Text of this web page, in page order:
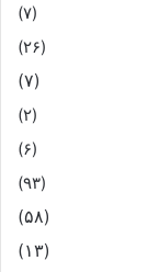
(۷)
(۲۶)
(۷)
(۲)
(۶)
(۹۳)
(۵۸)
(۱۳)